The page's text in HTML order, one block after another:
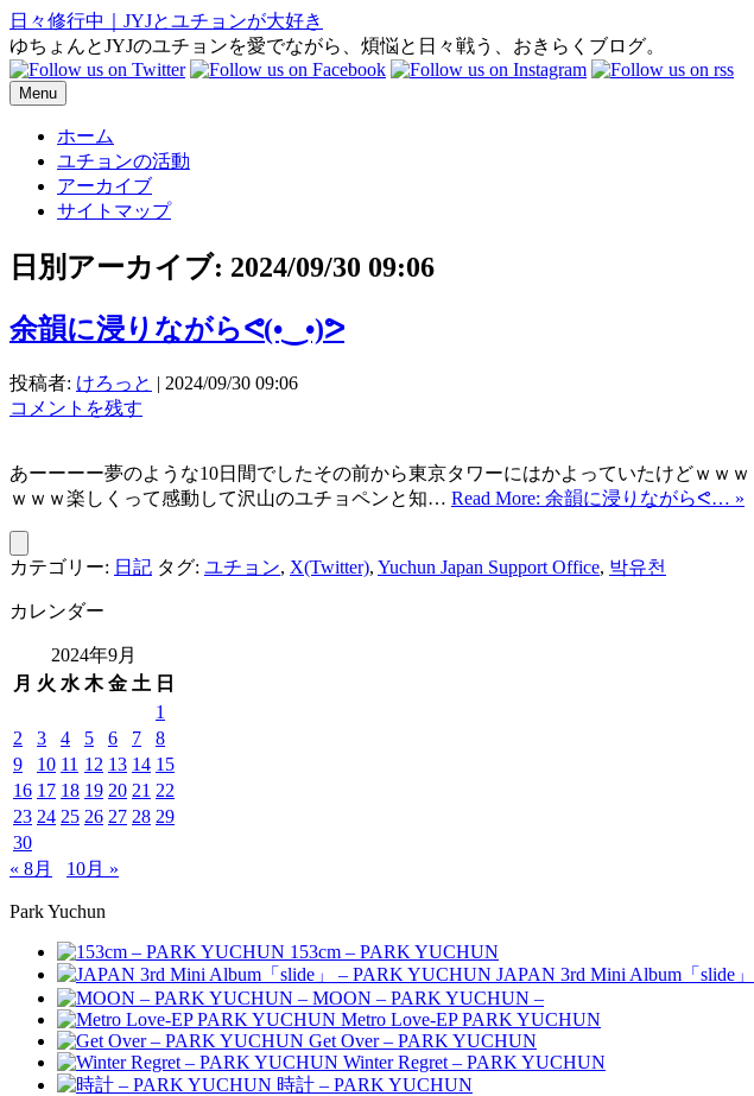
日々修行中｜JYJとユチョンが大好き
ゆちょんとJYJのユチョンを愛でながら、煩悩と日々戦う、おきらくブログ。
Menu
ホーム
ユチョンの活動
アーカイブ
サイトマップ
日別アーカイブ: 2024/09/30 09:06
余韻に浸りながらᕙ⁠(⁠•⁠‿⁠•⁠)⁠ᕗ
投稿者: けろっと | 2024/09/30 09:06
コメントを残す
あーーーー夢のような10日間でしたその前から東京タワーにはかよっていたけどｗｗ
ｗｗｗ楽しくって感動して沢山のユチョペンと知… Read More: 余韻に浸りながらᕙ⁠… »
カテゴリー: 日記 タグ: ユチョン, X(Twitter), Yuchun Japan Support Office, 박유천
カレンダー
2024年9月
月 火 水 木 金 土 日
1
2
3 4 5 6 7
8
9
10 11 12 13 14 15
16 17 18 19 20 21 22
23 24 25 26 27 28 29
30
« 8月
10月 »
Park Yuchun
153cm – PARK YUCHUN
JAPAN 3rd Mini Album「slide
MOON – PARK YUCHUN –
Metro Love-EP PARK YUCHUN
Get Over – PARK YUCHUN
Winter Regret – PARK YUCHUN
時計 – PARK YUCHUN